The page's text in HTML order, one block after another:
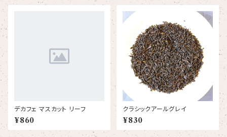
デカフェ マスカット リーフ
¥860
クラシックアールグレイ
¥830